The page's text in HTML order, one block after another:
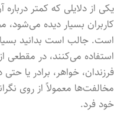
یکی از دلایلی که کمتر
کاربران بسیار دیده می‌شود،
است. جالب است بدانید
استفاده می‌کنند، در
فرزندان، خواهر، برادر یا
مخالفت‌ها معمولاً از روی
خود فرد.